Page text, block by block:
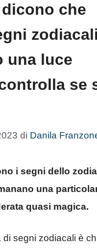
che
zodiacali
una luce
se
di Danila
i segni dello
una
quasi magica.
di segni zodiacali è